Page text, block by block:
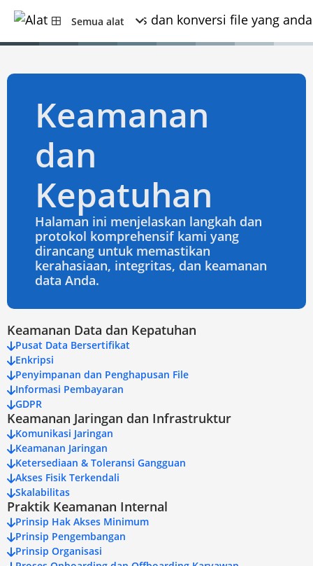
Semua alat
Keamanan
dan
Kepatuhan
Halaman ini menjelaskan langkah dan
protokol komprehensif kami yang
dirancang untuk memastikan
kerahasiaan, integritas, dan keamanan
data Anda.
Keamanan Data dan Kepatuhan
Pusat Data Bersertifikat
Enkripsi
Penyimpanan dan Penghapusan File
Informasi Pembayaran
GDPR
Keamanan Jaringan dan Infrastruktur
Komunikasi Jaringan
Keamanan Jaringan
Ketersediaan & Toleransi Gangguan
Akses Fisik Terkendali
Skalabilitas
Praktik Keamanan Internal
Prinsip Hak Akses Minimum
Prinsip Pengembangan
Prinsip Organisasi